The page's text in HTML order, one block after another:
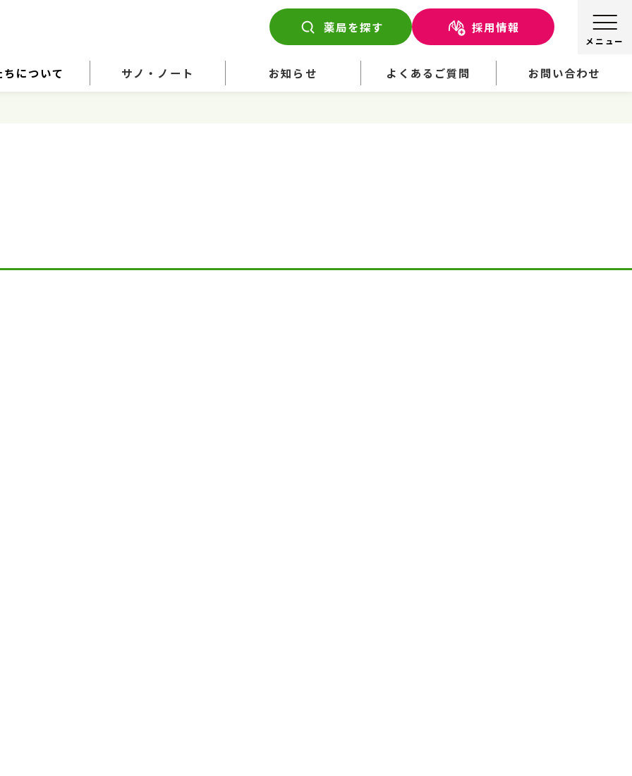
薬局を探す 採用情報
ちについて サノ・ノート お知らせ よくあるご質問 お問い合わせ